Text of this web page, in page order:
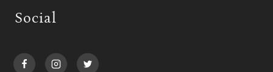
Social